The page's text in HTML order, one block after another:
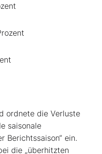
ordnete die Verluste
saisonale
Berichtssaison“ ein.
die „überhitzten